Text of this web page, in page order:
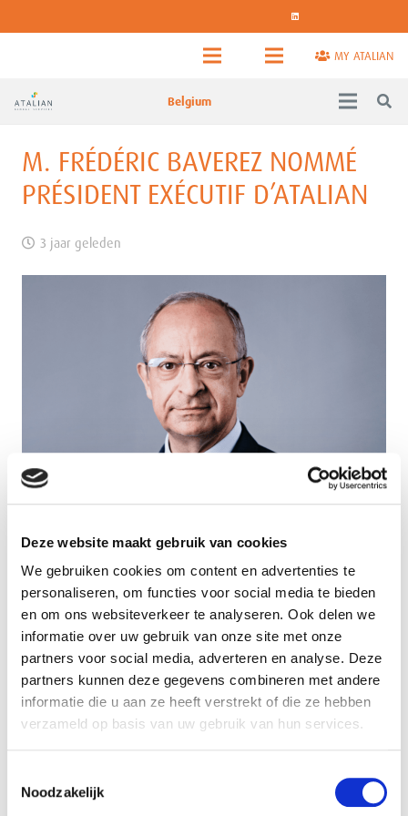
Deze website maakt gebruik van cookies
We gebruiken cookies om content en advertenties te
personaliseren, om functies voor social media te bieden
en om ons websiteverkeer te analyseren. Ook delen we
informatie over uw gebruik van onze site met onze
partners voor social media, adverteren en analyse. Deze
partners kunnen deze gegevens combineren met andere
informatie die u aan ze heeft verstrekt of die ze hebben
verzameld op basis van uw gebruik van hun services.
Noodzakelijk
MY ATALIAN
Belgium
M. FRÉDÉRIC BAVEREZ NOMMÉ
PRÉSIDENT EXÉCUTIF D’ATALIAN
3 jaar geleden
M. Frédéric BAVEREZ est nommé président exécutif
d’ATALIAN à compter du 6 novembre 2023. Il
remplacera Maximilien PELLEGRINI. Sa nomination
sera proposée à l’ordre du jour de la prochaine
Driss AIT-YOUSSEF, Secrétaire Général du Groupe,
assurera l’intérim de la présidence jusqu’à l’arrivée